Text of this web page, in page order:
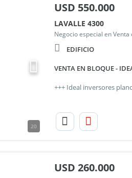
20
USD 550.000
LAVALLE 4300
Negocio especial en
EDIFICIO
VENTA EN BLOQUE -
USD 260.000